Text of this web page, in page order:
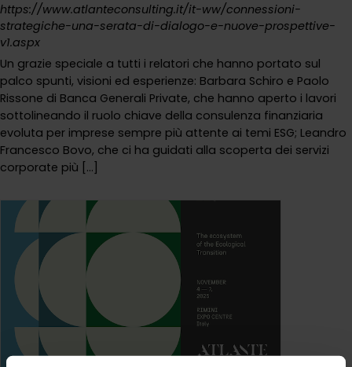
https://www.atlanteconsulting.it/it-ww/connessioni-
strategiche-una-serata-di-dialogo-e-nuove-prospettive-
v1.aspx
Un grazie speciale a tutti i relatori che hanno portato sul
palco spunti, visioni ed esperienze: Barbara Schiro e Paolo
Rissone di Banca Generali Private, che hanno aperto i lavori
sottolineando il ruolo chiave della consulenza finanziaria
evoluta per imprese sempre più attente ai temi ESG; Leandro
Francesco Bovo, che ci ha guidati alla scoperta dei servizi
corporate più [...]